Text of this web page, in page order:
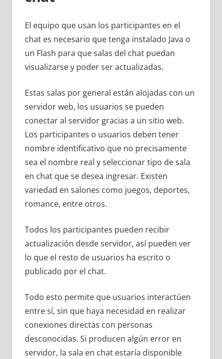
El equipo que usan los participantes en el
chat es necesario que tenga instalado Java o
un Flash para que salas del chat puedan
visualizarse y poder ser actualizadas.
Estas salas por general están alojadas con un
servidor web, los usuarios se pueden
conectar al servidor gracias a un sitio web.
Los participantes o usuarios deben tener
nombre identificativo que no precisamente
sea el nombre real y seleccionar tipo de sala
en chat que se desea ingresar. Existen
variedad en salones como juegos, deportes,
romance, entre otros.
Todos los participantes pueden recibir
actualización desde servidor, así pueden ver
lo que el resto de usuarios ha escrito o
publicado por el chat.
Todo esto permite que usuarios interactúen
entre sí, sin que haya necesidad en realizar
conexiones directas con personas
desconocidas. Si producen algún error en
servidor, la sala en chat estaría disponible